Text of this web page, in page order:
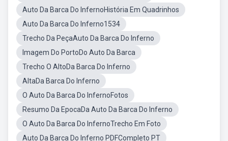
Auto Da Barca Do InfernoHistória Em Quadrinhos
Auto Da Barca Do Inferno1534
Trecho Da PeçaAuto Da Barca Do Inferno
Imagem Do PortoDo Auto Da Barca
Trecho O AltoDa Barca Do Inferno
AltaDa Barca Do Inferno
O Auto Da Barca Do InfernoFotos
Resumo Da EpocaDa Auto Da Barca Do Inferno
O Auto Da Barca Do InfernoTrecho Em Foto
Auto Da Barca Do Inferno PDFCompleto PT